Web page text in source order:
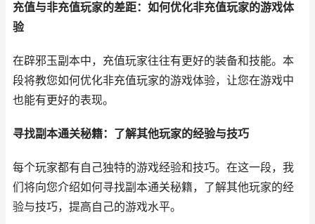
充值与非充值玩家的差距：如何优化非充值玩家的游戏体
验
在辟邪玉副本中，充值玩家往往有更好的装备和技能。本
段将教您如何优化非充值玩家的游戏体验，让您在游戏中
也能有更好的表现。
寻找副本通关秘籍：了解其他玩家的经验与技巧
每个玩家都有自己独特的游戏经验和技巧。在这一段，我
们将向您介绍如何寻找副本通关秘籍，了解其他玩家的经
验与技巧，提高自己的游戏水平。